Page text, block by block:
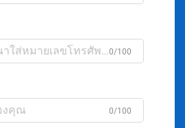
0/100
0/100